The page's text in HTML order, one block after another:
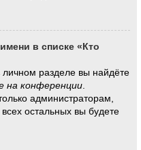
в списке «Кто
личном разделе вы найдёте
на конференции.
администраторам,
остальных вы будете